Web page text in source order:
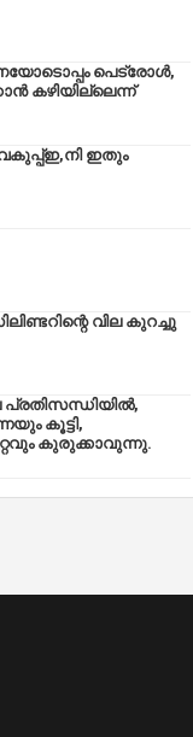
പെട്രോൾ,
കഴിയില്ലെന്ന്
ഇതും
വില കുറച്ചു
കൂട്ടി,
കുരുക്കാവുന്നു.